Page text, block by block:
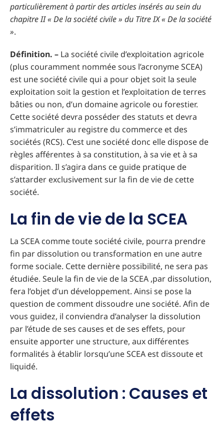
particulièrement à partir des articles insérés au sein du
chapitre II « De la société civile » du Titre IX « De la société
».
Définition. – La société civile d’exploitation agricole
(plus couramment nommée sous l’acronyme SCEA)
est une société civile qui a pour objet soit la seule
exploitation soit la gestion et l’exploitation de terres
bâties ou non, d’un domaine agricole ou forestier.
Cette société devra posséder des statuts et devra
s’immatriculer au registre du commerce et des
sociétés (RCS). C’est une société donc elle dispose de
règles afférentes à sa constitution, à sa vie et à sa
disparition. Il s’agira dans ce guide pratique de
s’attarder exclusivement sur la fin de vie de cette
société.
La fin de vie de la SCEA
La SCEA comme toute société civile, pourra prendre
fin par dissolution ou transformation en une autre
forme sociale. Cette dernière possibilité, ne sera pas
étudiée. Seule la fin de vie de la SCEA ,par dissolution,
fera l’objet d’un développement. Ainsi se pose la
question de comment dissoudre une société. Afin de
vous guidez, il conviendra d’analyser la dissolution
par l’étude de ses causes et de ses effets, pour
ensuite apporter une structure, aux différentes
formalités à établir lorsqu’une SCEA est dissoute et
liquidé.
La dissolution : Causes et
effets